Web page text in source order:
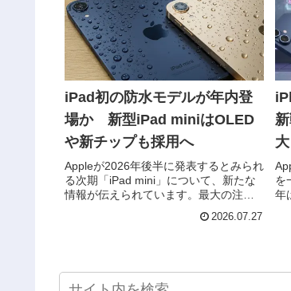
iPad初の防水モデルが年内登
場か 新型iPad miniはOLED
や新チップも採用へ
Appleが2026年後半に発表するとみられ
る次期「iPad mini」について、新たな
情報が伝えられています。最大の注目
な防水性能を備える可能性があること
2026.07.27
を
年